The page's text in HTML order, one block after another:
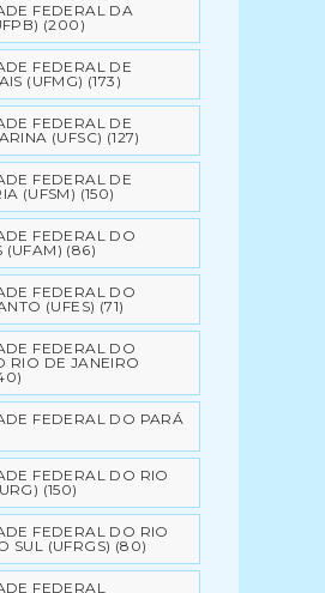
FEDERAL DA
(200)
FEDERAL DE
(UFMG) (173)
FEDERAL DE
(UFSC) (127)
FEDERAL DE
(UFSM) (150)
FEDERAL DO
(UFAM) (86)
FEDERAL DO
(UFES) (71)
FEDERAL DO
RIO DE JANEIRO
FEDERAL DO PARÁ
FEDERAL DO RIO
(150)
FEDERAL DO RIO
SUL (UFRGS) (80)
FEDERAL